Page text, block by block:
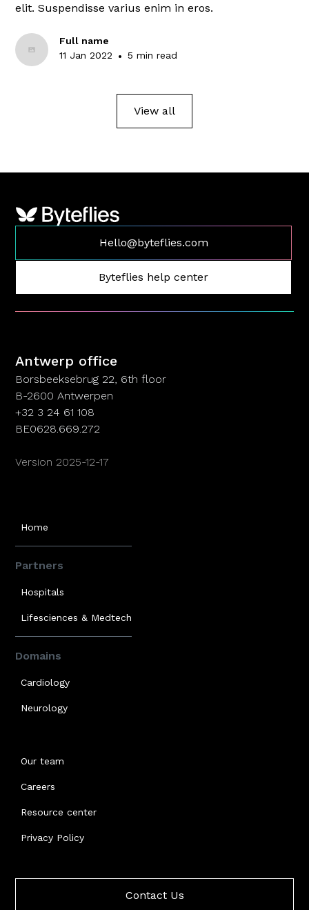
elit. Suspendisse varius enim in eros.
Full name
11 Jan 2022
• 5 min read
View all
Hello@byteflies.com
Byteflies help center
Antwerp office
Borsbeeksebrug 22, 6th floor
B-2600 Antwerpen
+32 3 24 61 108
BE0628.669.272
Version 2025-12-17
Home
Partners
Hospitals
Lifesciences & Medtech
Domains
Cardiology
Neurology
Our team
Careers
Resource center
Privacy Policy
Contact Us